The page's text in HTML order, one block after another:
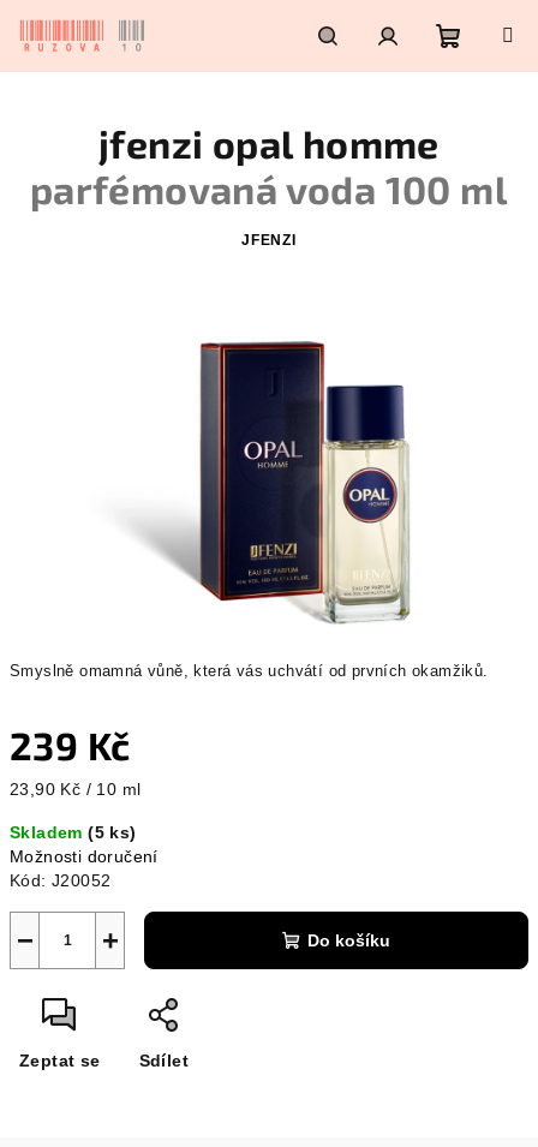
HledatPřihlášeníNákupní
Smyslně omamná vůně, která vás uchvátí od prvních okamžiků.
239 Kč
Měrná
23,90 Kč / 10 ml
Skladem(5 ks)
Možnosti doručení
Kód: J20052
+
− Do košíku
Zeptat se Sdílet
jfenzi opal homme
parfémovaná voda 100 ml
JFENZI